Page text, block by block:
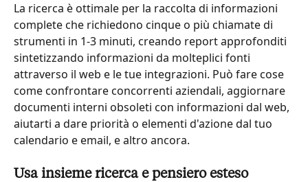
La ricerca è ottimale per la raccolta di informazioni
complete che richiedono cinque o più chiamate di
strumenti in 1-3 minuti, creando report approfonditi
sintetizzando informazioni da molteplici fonti
attraverso il web e le tue integrazioni. Può fare cose
come confrontare concorrenti aziendali, aggiornare
documenti interni obsoleti con informazioni dal web,
aiutarti a dare priorità o elementi d'azione dal tuo
calendario e email, e altro ancora.
Usa insieme ricerca e pensiero esteso